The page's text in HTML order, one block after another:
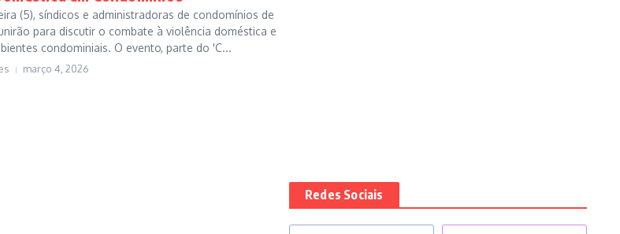
(5), síndicos e administradoras de condomínios de
para discutir o combate à violência doméstica e
condominiais. O evento, parte do 'C...
março 4, 2026
Redes Sociais